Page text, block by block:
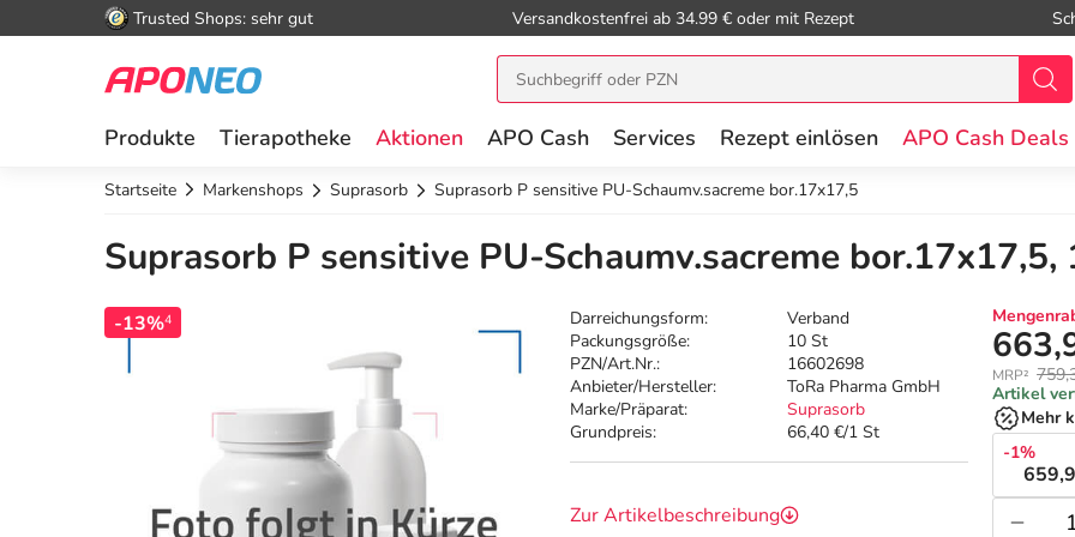
Trusted Shops: sehr gut Versandkostenfrei ab 34.99 € oder mit Rezept
Produkte Tierapotheke Aktionen APO Cash Services Rezept einlösen APO Cash Deals
Startseite Markenshops Suprasorb Suprasorb P sensitive PU-Schaumv.sacreme bor.17x17,5
Suprasorb P sensitive PU-Schaumv.sacreme bor.17x17,5,
-13%4 Darreichungsform:
Verband
Packungsgröße:
10 St
PZN/Art.Nr.:
16602698
Anbieter/Hersteller:
ToRa Pharma GmbH
Marke/Präparat:
Suprasorb
Grundpreis:
66,40 €/1 St
Zur Artikelbeschreibung
MRP²
Artikel
Mehr
-1%